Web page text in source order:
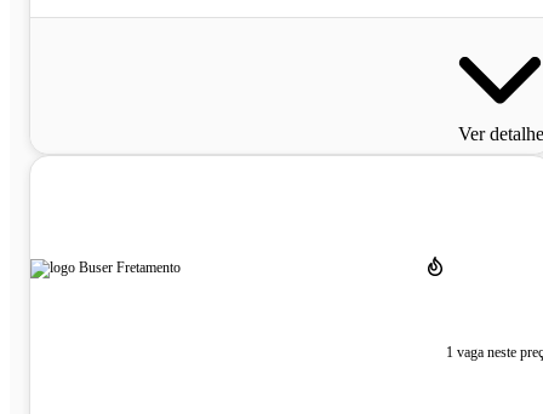
Ver
1 vaga neste